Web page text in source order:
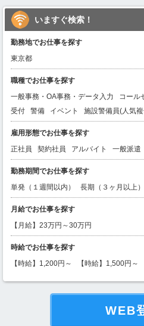
いますぐ検索！
勤務地でお仕事を探す
東京都
職種でお仕事を探す
一般事務・OA事務・データ入力
コール
受付
警備 イベント 施設警備員(人気
雇用形態でお仕事を探す
正社員
契約社員 アルバイト 一般派遣
勤務期間でお仕事を探す
単発（１週間以内）
長期（３ヶ月以上）
月給でお仕事を探す
【月給】23万円～30万円
時給でお仕事を探す
【時給】1,200円～
【時給】1,500円～
WEB